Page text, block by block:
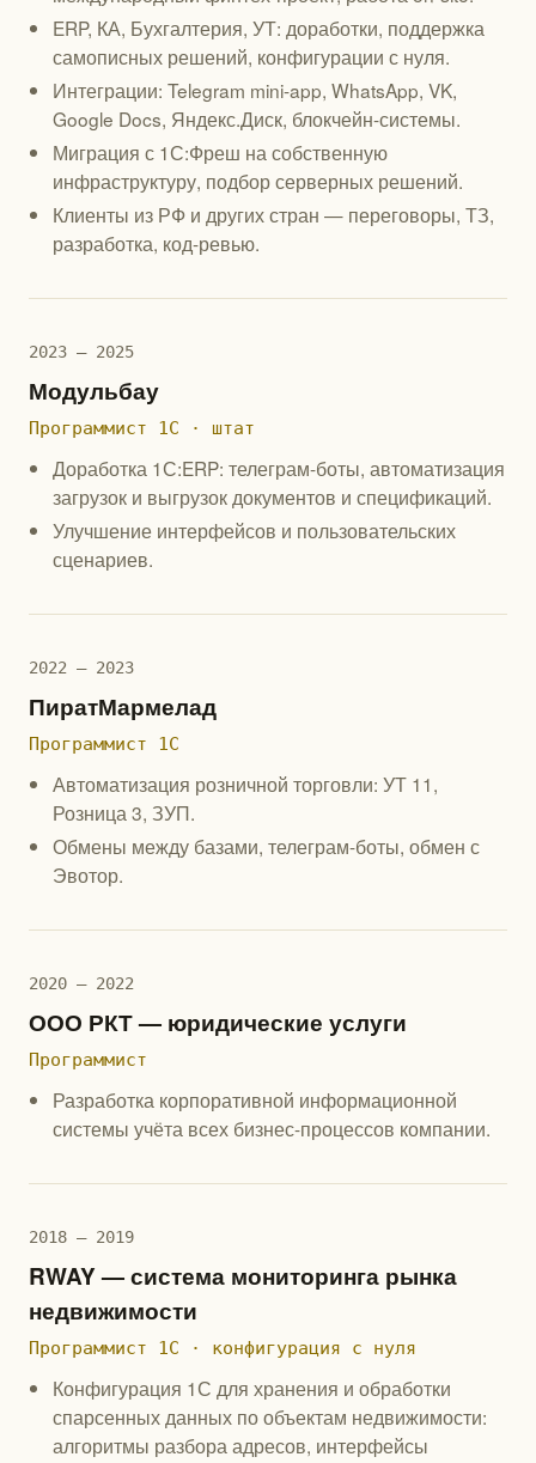
ERP, КА, Бухгалтерия, УТ: доработки, поддержка
самописных решений, конфигурации с нуля.
Интеграции: Telegram mini-app, WhatsApp, VK,
Google Docs, Яндекс.Диск, блокчейн-системы.
Миграция с 1С:Фреш на собственную
инфраструктуру, подбор серверных решений.
Клиенты из РФ и других стран — переговоры, ТЗ,
разработка, код-ревью.
2023 — 2025
Модульбау
Программист 1С · штат
Доработка 1С:ERP: телеграм-боты, автоматизация
загрузок и выгрузок документов и спецификаций.
Улучшение интерфейсов и пользовательских
сценариев.
2022 — 2023
ПиратМармелад
Программист 1С
Автоматизация розничной торговли: УТ 11,
Розница 3, ЗУП.
Обмены между базами, телеграм-боты, обмен с
Эвотор.
2020 — 2022
ООО РКТ — юридические услуги
Программист
Разработка корпоративной информационной
системы учёта всех бизнес-процессов компании.
2018 — 2019
RWAY — система мониторинга рынка
недвижимости
Программист 1С · конфигурация с нуля
Конфигурация 1С для хранения и обработки
спарсенных данных по объектам недвижимости:
алгоритмы разбора адресов, интерфейсы